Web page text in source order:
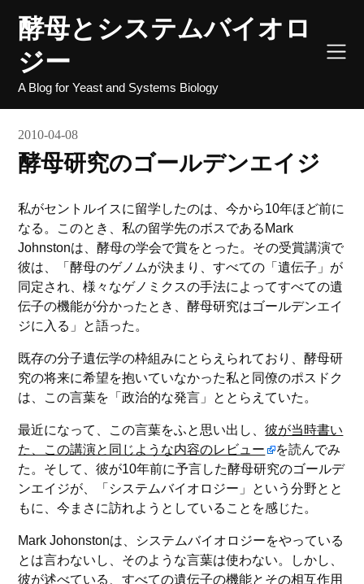
content
酵母とシステムバイオロ
ジー
A Blog for Yeast and Systems Biology
2010-04-08
酵母研究のゴールデンエイジ
私がセントルイスに留学したのは、今から10年ほど前に
なる。このとき、私の留学先のボスであるMark
Johnstonは、酵母の学会で賞をとった。その受賞講演で
彼は、「酵母のゲノムが決まり、すべての「遺伝子」が
同定され、様々なゲノミクスの手法によってすべての遺
伝子の機能が分かったとき、酵母研究はゴールデンエイ
ジに入る」と語った。
既存の分子遺伝学の枠組みにとらえられており、酵母研
究の将来に希望を抱いていなかった私と同僚のポスドク
は、この言葉を「政治的な発言」ととらえていた。
最近になって、この言葉をふと思い出し、彼が当時書い
た、この講演と同じような内容のレビュー
を読んでみ
た。そして、彼が10年前に予言した酵母研究のゴールデ
ンエイジが、「システムバイオロジー」という分野とと
もに、今まさに訪れようとしていることを感じた。
Mark Johonstonは、システムバイオロジーをやっている
とは言わないし、そのような言葉は使わない。しかし、
彼が述べている、すべての遺伝子の機能とその相互作用